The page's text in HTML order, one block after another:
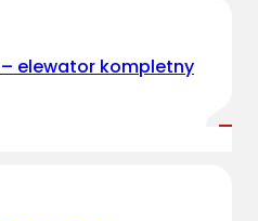
– elewator kompletny